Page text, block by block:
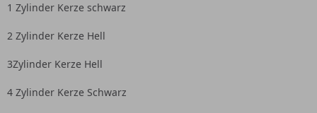
1 Zylinder Kerze schwarz
2 Zylinder Kerze Hell
3Zylinder Kerze Hell
4 Zylinder Kerze Schwarz